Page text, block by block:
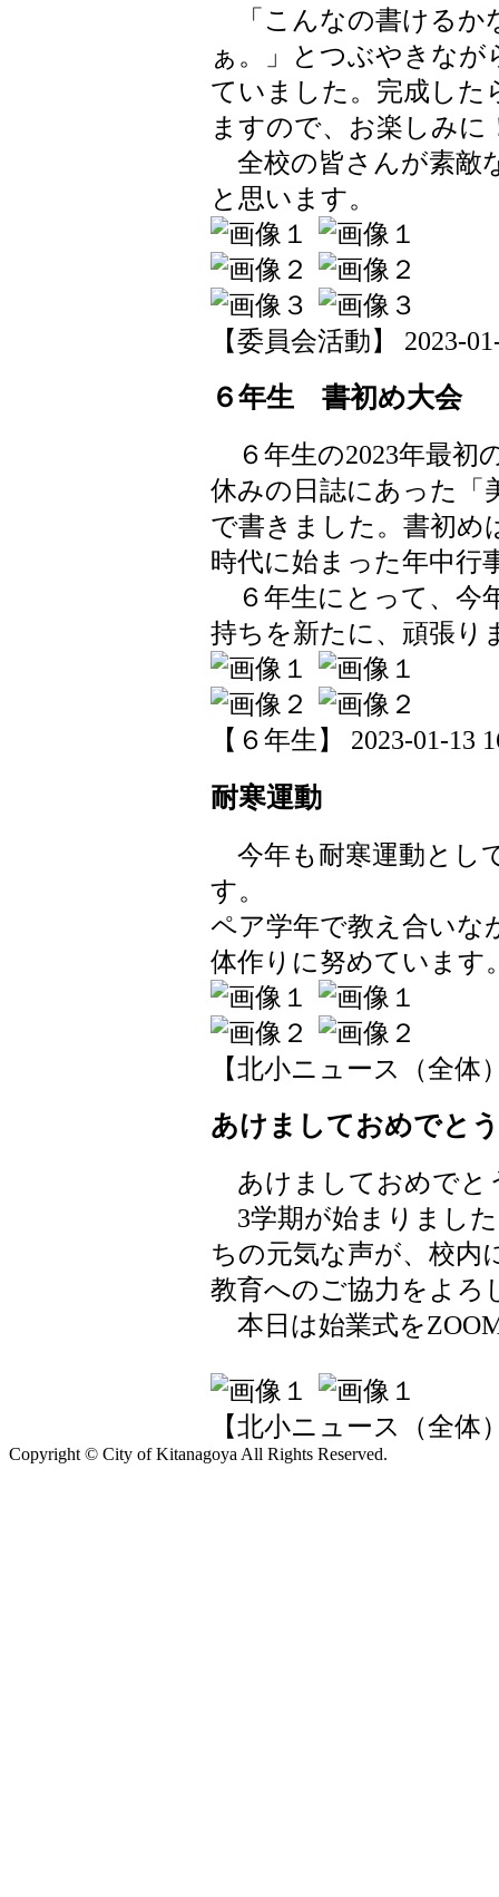
「こんなの書けるか
ぁ。」とつぶやきな
ていました。完成した
ますので、お楽しみに
全校の皆さんが素敵
と思います。
【委員会活動】 2023-
６年生 書初め大会
６年生の2023年最初
休みの日誌にあった「
で書きました。書初め
時代に始まった年中行
６年生にとって、今
持ちを新たに、頑張り
【６年生】 2023-01-13
耐寒運動
今年も耐寒運動とし
す。
ペア学年で教え合いな
体作りに努めています
【北小ニュース（全体
あけましておめでと
あけましておめでと
3学期が始まりまし
ちの元気な声が、校内
教育へのご協力をよろ
本日は始業式を
【北小ニュース（全体
Copyright © City of Kitanagoya All Rights Reserved.